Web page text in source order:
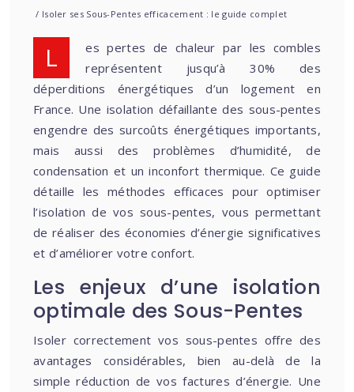
/ Isoler ses Sous-Pentes efficacement : le guide complet
Les pertes de chaleur par les combles
représentent jusqu’à 30% des
déperditions énergétiques d’un logement en
France. Une isolation défaillante des sous-pentes
engendre des surcoûts énergétiques importants,
mais aussi des problèmes d’humidité, de
condensation et un inconfort thermique. Ce guide
détaille les méthodes efficaces pour optimiser
l’isolation de vos sous-pentes, vous permettant
de réaliser des économies d’énergie significatives
et d’améliorer votre confort.
Les enjeux d’une isolation
optimale des Sous-Pentes
Isoler correctement vos sous-pentes offre des
avantages considérables, bien au-delà de la
simple réduction de vos factures d’énergie. Une